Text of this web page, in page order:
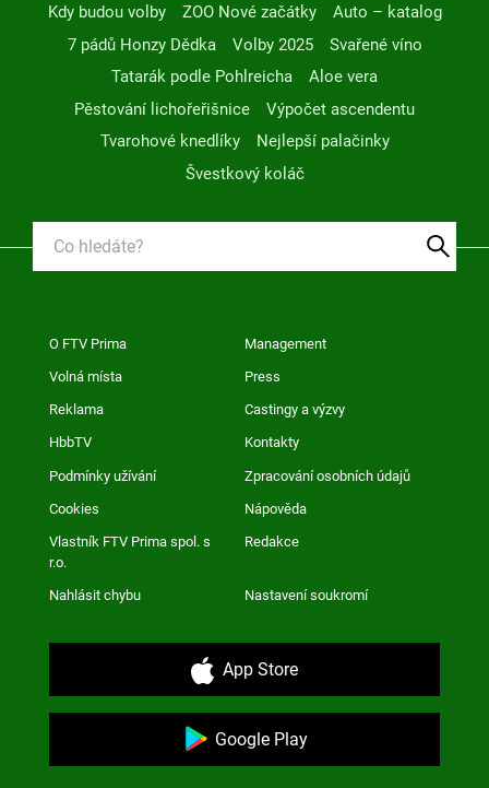
Kdy budou volby
ZOO Nové začátky
Auto – katalog
7 pádů Honzy Dědka
Volby 2025
Svařené víno
Tatarák podle Pohlreicha
Aloe vera
Pěstování lichořeřišnice
Výpočet ascendentu
Tvarohové knedlíky
Nejlepší palačinky
Švestkový koláč
O FTV Prima Management
Volná místa Press
Reklama Castingy a výzvy
HbbTV Kontakty
Podmínky užívání Zpracování osobních údajů
Cookies Nápověda
Vlastník FTV Prima spol. s
r.o.
Redakce
Nahlásit chybu Nastavení soukromí
App Store
Google Play